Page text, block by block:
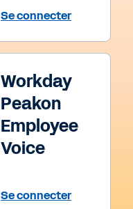
Se connecter
Workday
Peakon
Employee
Voice
Se connecter